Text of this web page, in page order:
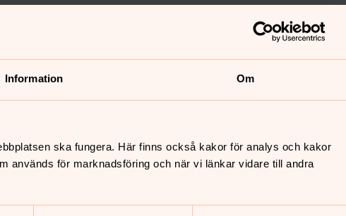
Information Om
ska fungera. Här finns också kakor för analys och kakor
används för marknadsföring och när vi länkar vidare till andra